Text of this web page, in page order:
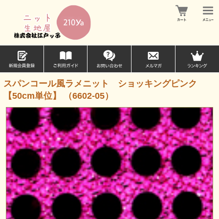
スパンコール風ラメニット ショッキングピンク
【50cm単位】 （6602-05）